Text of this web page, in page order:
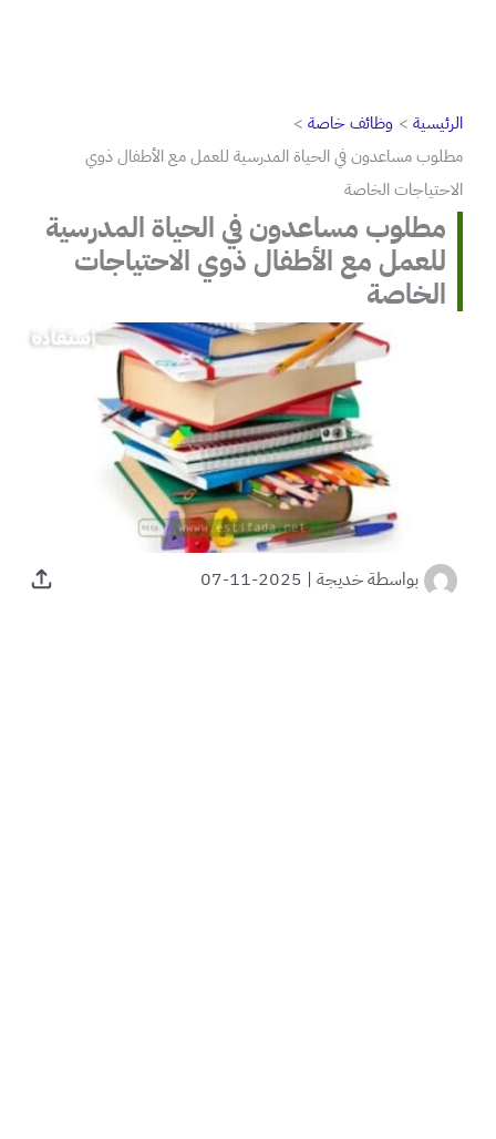
الرئيسية
وظائف خاصة
مطلوب مساعدون في الحياة المدرسية للعمل مع الأطفال ذوي
الاحتياجات الخاصة
مطلوب مساعدون في الحياة المدرسية
للعمل مع الأطفال ذوي الاحتياجات
الخاصة
بواسطةخديجة |
2025-11-07